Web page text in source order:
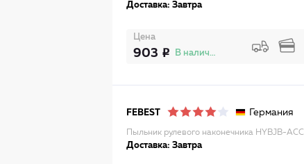
Доставка: Завтра
Цена
903 В наличии
FEBEST Германия
Пыльник рулевого наконечника HYBJB-ACC
Доставка: Завтра